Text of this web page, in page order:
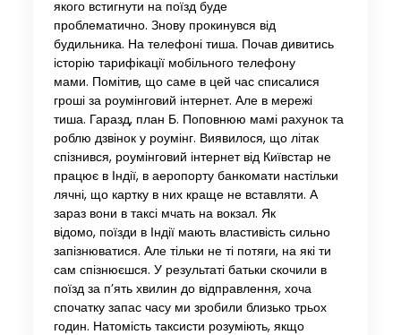
якого встигнути на поїзд буде
проблематично. Знову прокинувся від
будильника. На телефоні тиша. Почав дивитись
історію тарифікації мобільного телефону
мами. Помітив, що саме в цей час списалися
гроші за роумінговий інтернет. Але в мережі
тиша. Гаразд, план Б. Поповнюю мамі рахунок та
роблю дзвінок у роумінг. Виявилося, що літак
спізнився, роумінговий інтернет від Київстар не
працює в Індії, в аеропорту банкомати настільки
лячні, що картку в них краще не вставляти. А
зараз вони в таксі мчать на вокзал. Як
відомо, поїзди в Індії мають властивість сильно
запізнюватися. Але тільки не ті потяги, на які ти
сам спізнюєшся. У результаті батьки скочили в
поїзд за п’ять хвилин до відправлення, хоча
спочатку запас часу ми зробили близько трьох
годин. Натомість таксисти розуміють, якщо